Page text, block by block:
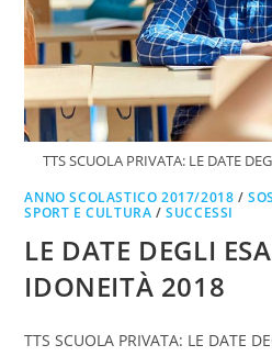
TTS SCUOLA PRIVATA: LE DATE
ANNO SCOLASTICO 2017/2018 /
SPORT E CULTURA /SUCCESSI
LE DATE DEGLI
IDONEITÀ 2018
TTS SCUOLA PRIVATA: LE DATE